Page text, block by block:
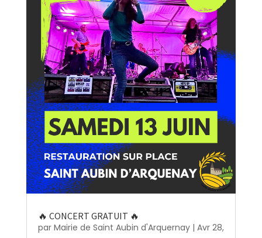
🔥 CONCERT GRATUIT 🔥
par Mairie de Saint Aubin d'Arquernay| Avr 28,